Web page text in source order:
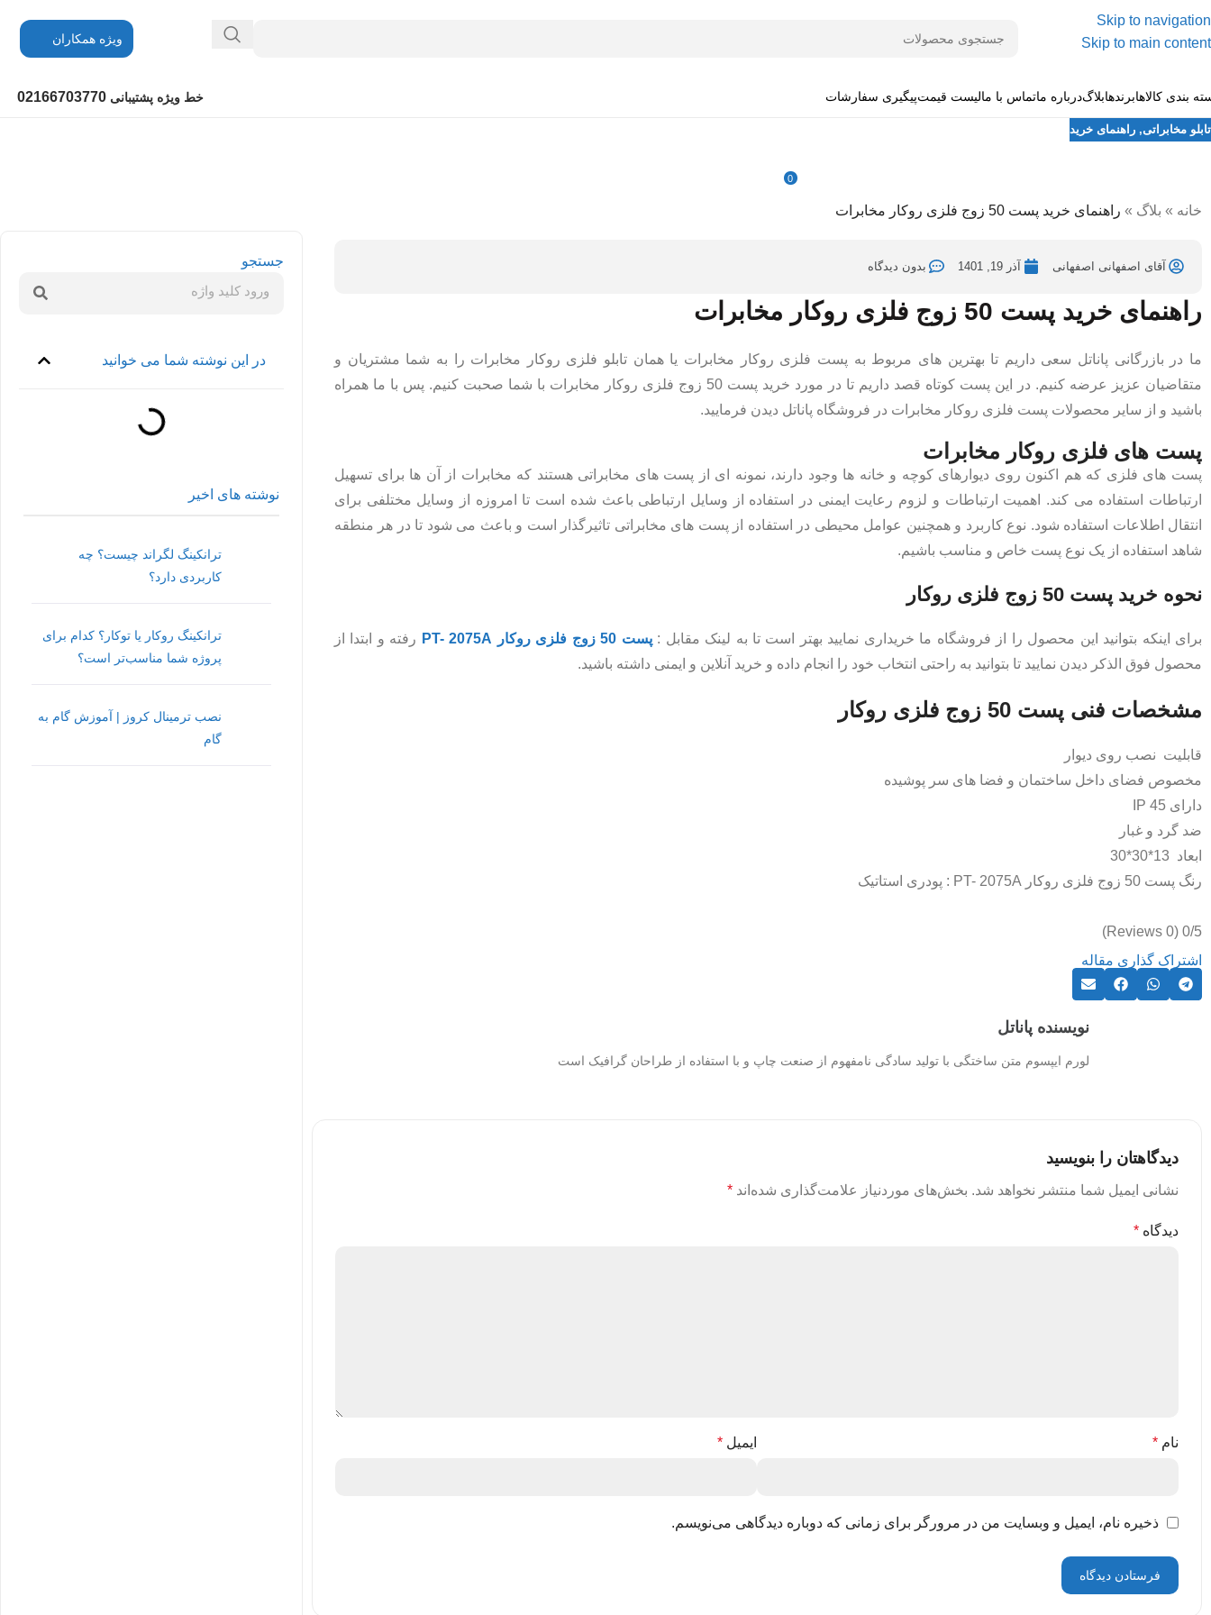
Skip to navigation
Skip to main content
ویژه همکاران
بندی کالاهابرندهابلاگدرباره ماتماس با مالیست قیمتپیگیری سفارشات خط ویژه پشتیبانی 02166703770
تابلو مخابراتی, راهنمای خرید
0
خانه » بلاگ » راهنمای خرید پست 50 زوج فلزی روکار مخابرات
آقای اصفهانی اصفهانی آذر 19, 1401 بدون دیدگاه
راهنمای خرید پست 50 زوج فلزی روکار مخابرات
ما در بازرگانی پاناتل سعی داریم تا بهترین های مربوط به پست فلزی روکار مخابرات یا همان تابلو فلزی روکار مخابرات را به شما مشتریان و
متقاضیان عزیز عرضه کنیم. در این پست کوتاه قصد داریم تا در مورد خرید پست 50 زوج فلزی روکار مخابرات با شما صحبت کنیم. پس با ما همراه
باشید و از سایر محصولات پست فلزی روکار مخابرات در فروشگاه پاناتل دیدن فرمایید.
پست های فلزی روکار مخابرات
پست های فلزی که هم اکنون روی دیوارهای کوچه و خانه ها وجود دارند، نمونه ای از پست های مخابراتی هستند که مخابرات از آن ها برای تسهیل
ارتباطات استفاده می کند. اهمیت ارتباطات و لزوم رعایت ایمنی در استفاده از وسایل ارتباطی باعث شده است تا امروزه از وسایل مختلفی برای
انتقال اطلاعات استفاده شود. نوع کاربرد و همچنین عوامل محیطی در استفاده از پست های مخابراتی تاثیرگذار است و باعث می شود تا در هر منطقه
شاهد استفاده از یک نوع پست خاص و مناسب باشیم.
نحوه خرید پست 50 زوج فلزی روکار
برای اینکه بتوانید این محصول را از فروشگاه ما خریداری نمایید بهتر است تا به لینک مقابل : پست 50 زوج فلزی روکار PT- 2075A
رفته و ابتدا از
محصول فوق الذکر دیدن نمایید تا بتوانید به راحتی انتخاب خود را انجام داده و خرید آنلاین و ایمنی داشته باشید.
مشخصات فنی پست 50 زوج فلزی روکار
قابلیت نصب روی دیوار
مخصوص فضای داخل ساختمان و فضا های سر پوشیده
دارای IP 45
ضد گرد و غبار
ابعاد 13*30*30
رنگ پست 50 زوج فلزی روکار PT- 2075A : پودری استاتیک
0/5
(0 Reviews)
اشتراک گذاری مقاله
نویسنده پاناتل
لورم ایپسوم متن ساختگی با تولید سادگی نامفهوم از صنعت چاپ و با استفاده از طراحان گرافیک است
دیدگاهتان را بنویسید
نشانی ایمیل شما منتشر نخواهد شد. بخش‌های موردنیاز علامت‌گذاری شده‌اند *
دیدگاه *
نام * ایمیل *
ذخیره نام، ایمیل و وبسایت من در مرورگر برای زمانی که دوباره دیدگاهی می‌نویسم.
جستجو
در این نوشته شما می خوانید
نوشته های اخیر
ترانکینگ لگراند چیست؟ چه
کاربردی دارد؟
ترانکینگ روکار یا توکار؟ کدام برای
پروژه شما مناسب‌تر است؟
نصب ترمینال کروز | آموزش گام به
گام